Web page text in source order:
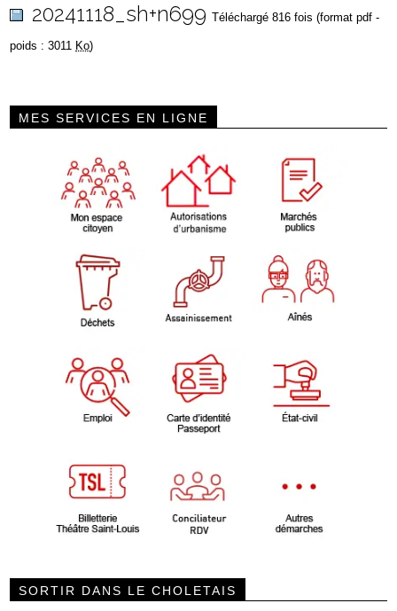
20241118_sh+n699 Téléchargé 816 fois (format pdf -
poids : 3011 Ko)
MES SERVICES EN LIGNE
SORTIR DANS LE CHOLETAIS